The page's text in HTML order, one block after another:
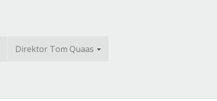
Direktor Tom Quaas